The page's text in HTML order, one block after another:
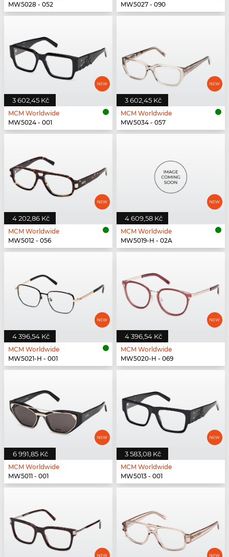
MW5028 - 052
MW5027 - 090
3 602,45 Kč
MCM Worldwide
MW5024 - 001
3 602,45 Kč
MCM Worldwide
MW5034 - 057
4 202,86 Kč
MCM Worldwide
MW5012 - 056
4 609,58 Kč
MCM Worldwide
MW5019-H - 02A
4 396,54 Kč
MCM Worldwide
MW5021-H - 001
4 396,54 Kč
MCM Worldwide
MW5020-H - 069
6 991,85 Kč
MCM Worldwide
MW5011 - 001
3 583,08 Kč
MCM Worldwide
MW5013 - 001